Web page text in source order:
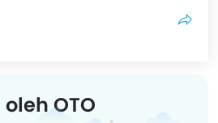
oleh OTO